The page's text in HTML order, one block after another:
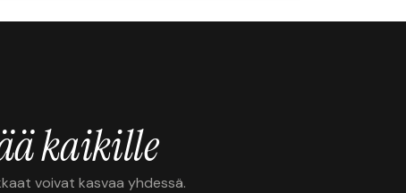
kaikille
voivat kasvaa yhdessä.